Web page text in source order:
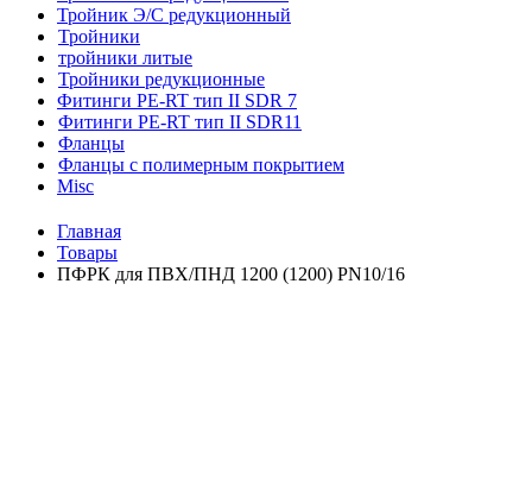
Тройник Э/С редукционный
Тройники
тройники литые
Тройники редукционные
Фитинги PE-RT тип II SDR 7
Фитинги PE-RT тип II SDR11
Фланцы
Фланцы с полимерным покрытием
Misc
Главная
Товары
ПФРК для ПВХ/ПНД 1200 (1200) PN10/16